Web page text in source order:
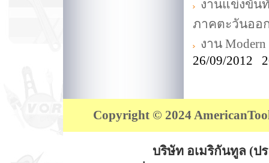
งานแข่งขัน
ภาคตะวันออ
งาน
26/09/2012
Copyright © 2024
บริษัท อเมริกันทูล (ป